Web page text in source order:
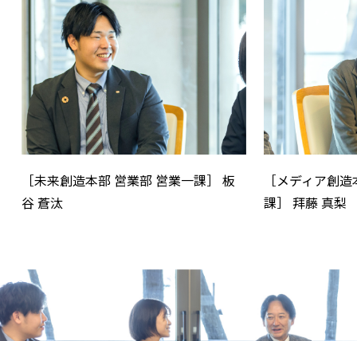
［未来創造本部 営業部 営業一課］ 板
谷 蒼汰
［メディア創
課］ 拜藤 真梨